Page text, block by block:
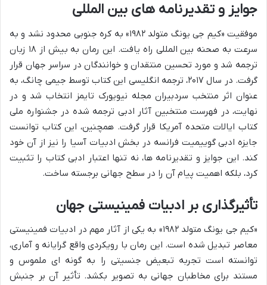
جوایز و تقدیرنامه های بین المللی
موفقیت «کیم جی یونگ متولد ۱۹۸۲» به کره جنوبی محدود نشد و به
سرعت به صحنه بین المللی راه یافت. این رمان به بیش از ۱۸ زبان
ترجمه شد و مورد تحسین منتقدان و خوانندگان در سراسر جهان قرار
گرفت. در سال ۲۰۱۷، ترجمه انگلیسی این کتاب توسط جیمی چانگ، به
عنوان اثر منتخب سردبیران مجله نیویورک تایمز انتخاب شد و در
نهایت، در فهرست منتخبین آثار ادبی ترجمه شده در جشنواره ملی
کتاب ایالات متحده آمریکا قرار گرفت. همچنین، این کتاب توانست
جایزه ادبی گوییمیت فرانسه در بخش ادبیات آسیا را نیز از آن خود
کند. این جوایز و تقدیرنامه ها، نه تنها اعتبار ادبی کتاب را تثبیت
کرد، بلکه اهمیت پیام آن را در سطح جهانی برجسته ساخت.
تأثیرگذاری بر ادبیات فمینیستی جهان
«کیم جی یونگ متولد ۱۹۸۲» به یکی از آثار مهم در ادبیات فمینیستی
معاصر تبدیل شده است. این رمان با رویکردی واقع گرایانه و آماری،
توانسته است تجربه تبعیض جنسیتی را به گونه ای ملموس و
مستند برای مخاطبان جهانی به تصویر بکشد. تأثیر آن بر جنبش